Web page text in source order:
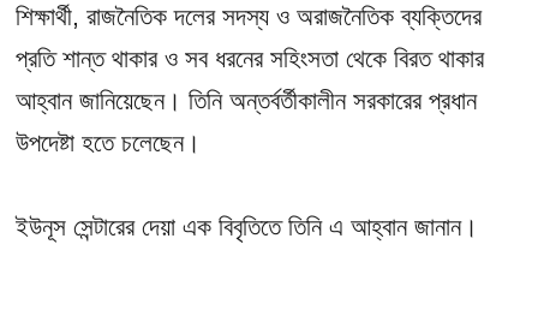
শিক্ষার্থী, রাজনৈতিক দলের সদস্য ও অরাজনৈতিক ব্যক্তিদের
প্রতি শান্ত থাকার ও সব ধরনের সহিংসতা থেকে বিরত থাকার
আহ্বান জানিয়েছেন। তিনি অন্তর্বর্তীকালীন সরকারের প্রধান
উপদেষ্টা হতে চলেছেন।
ইউনূস সেন্টারের দেয়া এক বিবৃতিতে তিনি এ আহ্বান জানান।